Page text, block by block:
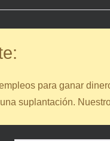
para ganar
suplantación.